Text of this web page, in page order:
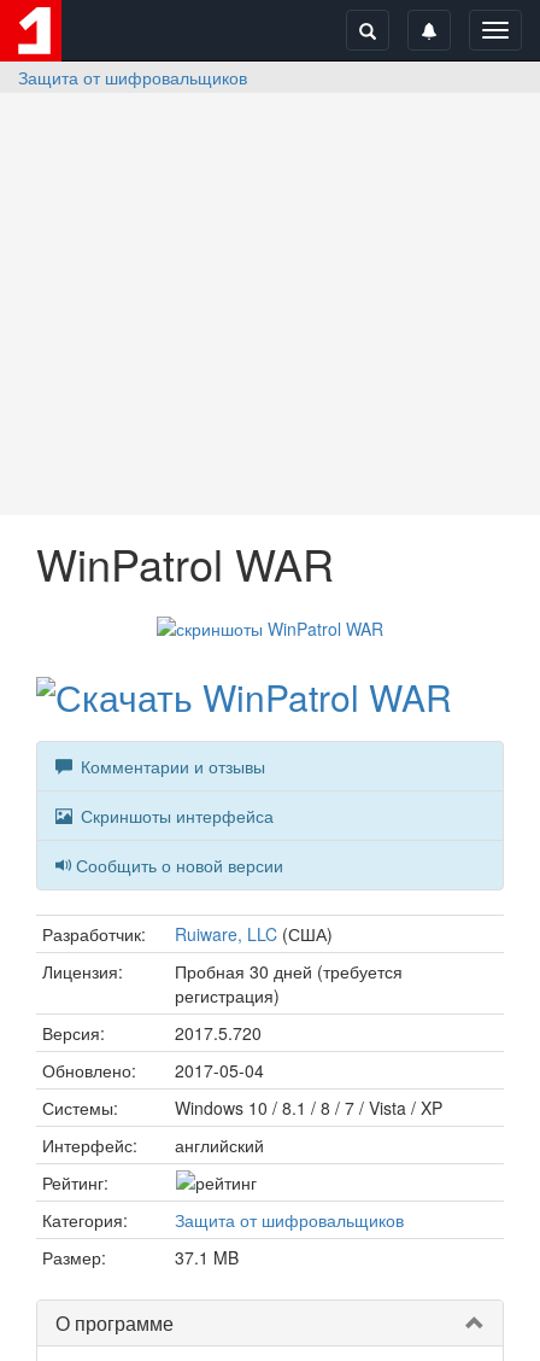
Защита от шифровальщиков
WinPatrol WAR
Комментарии и отзывы
Скриншоты интерфейса
Сообщить о новой версии
Разработчик: Ruiware, LLC (США)
Лицензия:
Пробная 30 дней (требуется
регистрация)
Версия:
2017.5.720
Обновлено:
2017-05-04
Системы:
Windows 10 / 8.1 / 8 / 7 / Vista / XP
Интерфейс:
английский
Рейтинг:
Категория:
Защита от шифровальщиков
Размер:
37.1 MB
О программе